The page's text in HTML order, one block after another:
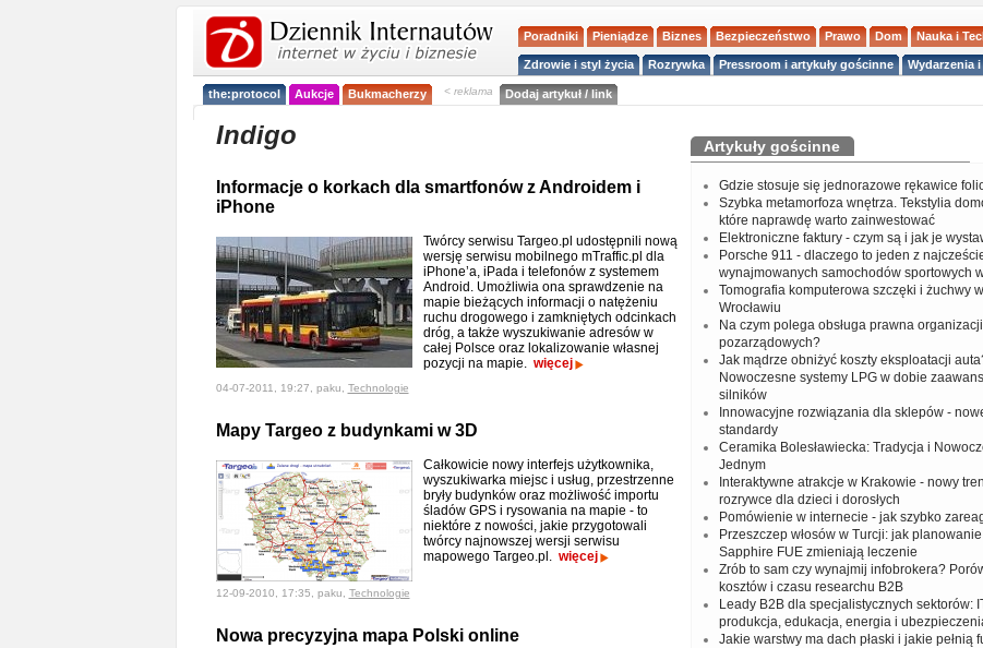
Poradniki Pieniądze Biznes Bezpieczeństwo Prawo Dom Nauka i
Zdrowie i styl życia Rozrywka Pressroom i artykuły gościnne Wydarzenia
the:protocol Aukcje Bukmacherzy < reklama Dodaj artykuł / link
Indigo
Informacje o korkach dla smartfonów z Androidem i
iPhone
Twórcy serwisu Targeo.pl udostępnili nową
wersję serwisu mobilnego mTraffic.pl dla
iPhone’a, iPada i telefonów z systemem
Android. Umożliwia ona sprawdzenie na
mapie bieżących informacji o natężeniu
ruchu drogowego i zamkniętych odcinkach
dróg, a także wyszukiwanie adresów w
całej Polsce oraz lokalizowanie własnej
pozycji na mapie. więcej
04-07-2011, 19:27, paku, Technologie
Mapy Targeo z budynkami w 3D
Całkowicie nowy interfejs użytkownika,
wyszukiwarka miejsc i usług, przestrzenne
bryły budynków oraz możliwość importu
śladów GPS i rysowania na mapie - to
niektóre z nowości, jakie przygotowali
twórcy najnowszej wersji serwisu
mapowego Targeo.pl. więcej
12-09-2010, 17:35, paku, Technologie
Nowa precyzyjna mapa Polski online
Artykuły gościnne
Gdzie stosuje się jednorazowe rękawice
Szybka metamorfoza wnętrza. Tekstylia
które naprawdę warto zainwestować
Elektroniczne faktury - czym są i jak je
Porsche 911 - dlaczego to jeden z
wynajmowanych samochodów sportowych
Tomografia komputerowa szczęki i żuchwy
Wrocławiu
Na czym polega obsługa prawna organizacji
pozarządowych?
Jak mądrze obniżyć koszty eksploatacji
Nowoczesne systemy LPG w dobie
silników
Innowacyjne rozwiązania dla sklepów -
standardy
Ceramika Bolesławiecka: Tradycja i
Jednym
Interaktywne atrakcje w Krakowie - nowy
rozrywce dla dzieci i dorosłych
Pomówienie w internecie - jak szybko
Przeszczep włosów w Turcji: jak
Sapphire FUE zmieniają leczenie
Zrób to sam czy wynajmij infobrokera?
kosztów i czasu researchu B2B
Leady B2B dla specjalistycznych sektorów:
produkcja, edukacja, energia i
Jakie warstwy ma dach płaski i jakie pełnią